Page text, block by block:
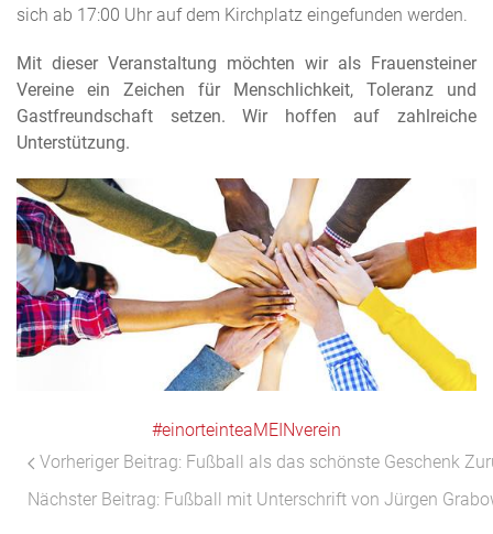
sich ab 17:00 Uhr auf dem Kirchplatz eingefunden werden.
Mit dieser Veranstaltung möchten wir als Frauensteiner
Vereine ein Zeichen für Menschlichkeit, Toleranz und
Gastfreundschaft setzen. Wir hoffen auf zahlreiche
Unterstützung.
#einorteinteaMEINverein
Vorheriger Beitrag: Fußball als das schönste Geschenk
Nächster Beitrag: Fußball mit Unterschrift von Jürgen